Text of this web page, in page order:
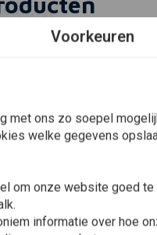
In winkelwagen
Gele Koplampfolie
Voorkeuren
met ons zo soepel
welke gegevens
om onze website goed te
informatie over hoe